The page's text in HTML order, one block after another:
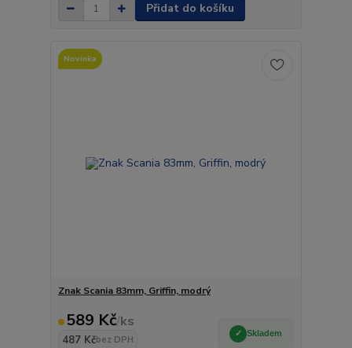
Přidat do košíku
Novinka
Znak Scania 83mm, Griffin, modrý
589 Kč/ks
487 Kčbez DPH
Skladem